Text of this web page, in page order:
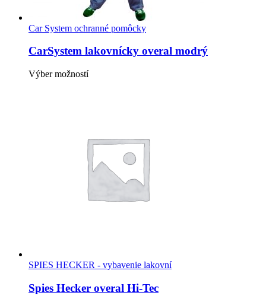
Car System ochranné pomôcky
CarSystem lakovnícky overal modrý
Výber možnostíTento
si
môžete
vybrať
na
SPIES HECKER - vybavenie lakovní
Spies Hecker overal Hi-Tec